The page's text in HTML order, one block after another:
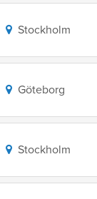
Stockholm
Göteborg
Stockholm